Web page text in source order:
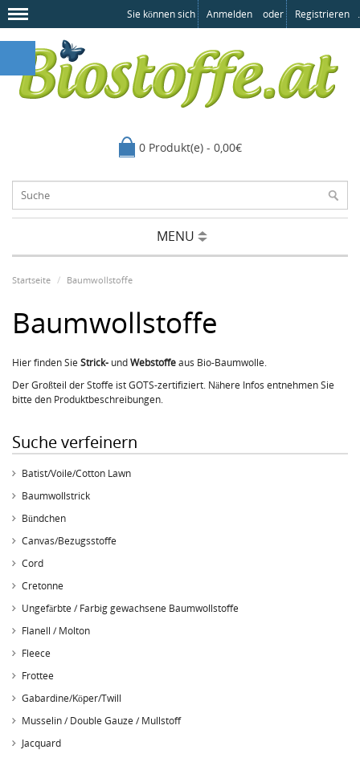
Sie können sich Anmelden oder Registrieren .
0 Produkt(e) - 0,00€
MENU
Startseite Baumwollstoffe
Baumwollstoffe
Hier finden Sie Strick- undWebstoffeaus Bio-Baumwolle.
Der Großteil der Stoffe ist GOTS-zertifiziert. Nähere Infos entnehmen Sie
bitte den Produktbeschreibungen.
Suche verfeinern
Batist/Voile/Cotton Lawn
Baumwollstrick
Bündchen
Canvas/Bezugsstoffe
Cord
Cretonne
Ungefärbte / Farbig gewachsene Baumwollstoffe
Flanell / Molton
Fleece
Frottee
Gabardine/Köper/Twill
Musselin / Double Gauze / Mullstoff
Jacquard